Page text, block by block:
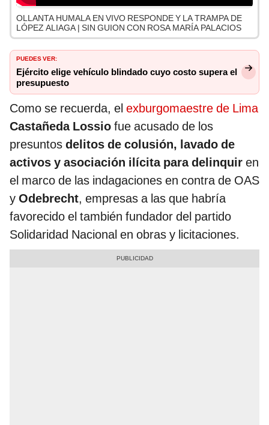
OLLANTA HUMALA EN VIVO RESPONDE Y LA TRAMPA DE
LÓPEZ ALIAGA | SIN GUION CON ROSA MARÍA PALACIOS
PUEDES VER:
Ejército elige vehículo blindado cuyo costo supera el
presupuesto
Como se recuerda, el exburgomaestre de Lima
Castañeda Lossio fue acusado de los
presuntos delitos de colusión, lavado de
activos y asociación ilícita para delinquir en
el marco de las indagaciones en contra de OAS
y Odebrecht, empresas a las que habría
favorecido el también fundador del partido
Solidaridad Nacional en obras y licitaciones.